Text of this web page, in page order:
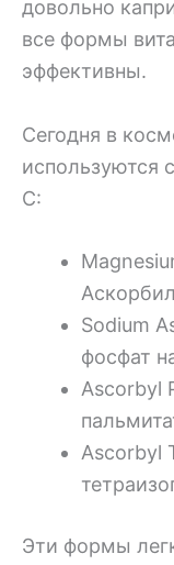
довольно
все формы
эффективны.
Сегодня в
используются
С:
Sodium
фосфат
Ascorbyl
Ascorbyl
Эти формы